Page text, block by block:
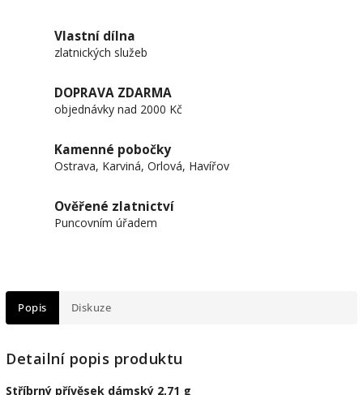
Vlastní dílna
zlatnických služeb
DOPRAVA ZDARMA
objednávky nad 2000 Kč
Kamenné pobočky
Ostrava, Karviná, Orlová, Havířov
Ověřené zlatnictví
Puncovním úřadem
Popis Diskuze
Detailní popis produktu
Stříbrný přívěsek dámský 2,71 g